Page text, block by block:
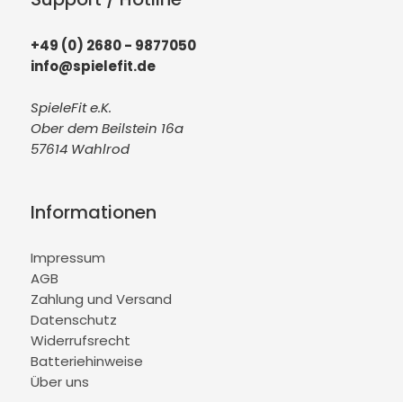
+49 (0) 2680 - 9877050
info@spielefit.de
SpieleFit e.K.
Ober dem Beilstein 16a
57614 Wahlrod
Informationen
Impressum
AGB
Zahlung und Versand
Datenschutz
Widerrufsrecht
Batteriehinweise
Über uns